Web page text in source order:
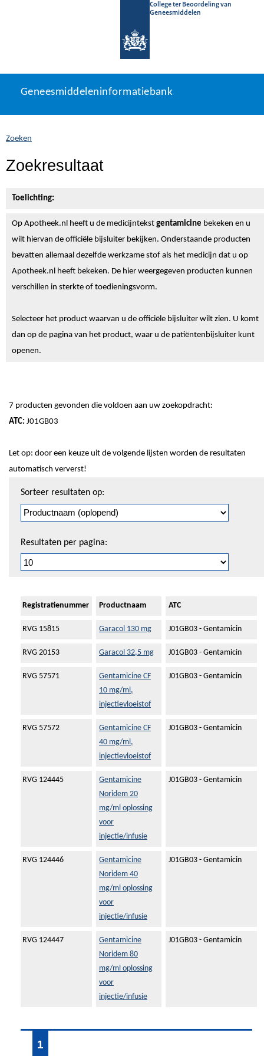
College ter Beoordeling van
Geneesmiddelen
naar
Geneesmiddeleninformatiebank
U
zich
hier:
Geneesmiddeleninformatiebank
Zoeken
Zoekresultaat
Toelichting:
Op Apotheek.nl heeft u de medicijntekst gentamicine bekeken en u
wilt hiervan de officiële bijsluiter bekijken. Onderstaande producten
bevatten allemaal dezelfde werkzame stof als het medicijn dat u op
Apotheek.nl heeft bekeken. De hier weergegeven producten kunnen
verschillen in sterkte of toedieningsvorm.
Selecteer het product waarvan u de officiële bijsluiter wilt zien. U komt
dan op de pagina van het product, waar u de patiëntenbijsluiter kunt
openen.
7 producten gevonden die voldoen aan uw zoekopdracht:
ATC: J01GB03
Let op: door een keuze uit de volgende lijsten worden de resultaten
automatisch ververst!
pagineren
Sorteer resultaten op:
Resultaten per pagina:
Registratienummer Productnaam ATC
RVG 15815 Garacol 130 mg J01GB03 - Gentamicin
RVG 20153 Garacol 32,5 mg J01GB03 - Gentamicin
RVG 57571
Gentamicine CF
10 mg/ml,
injectievloeistof
J01GB03 - Gentamicin
RVG 57572
Gentamicine CF
40 mg/ml,
injectievloeistof
J01GB03 - Gentamicin
RVG 124445
Gentamicine
Noridem 20
mg/ml oplossing
voor
injectie/infusie
J01GB03 - Gentamicin
RVG 124446
Gentamicine
Noridem 40
mg/ml oplossing
voor
injectie/infusie
J01GB03 - Gentamicin
RVG 124447
Gentamicine
Noridem 80
mg/ml oplossing
voor
injectie/infusie
J01GB03 - Gentamicin
1